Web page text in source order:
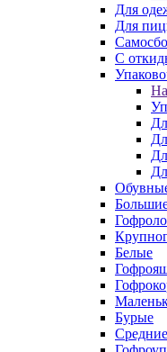
Для
Для
С
Белые
Бурые
Средние